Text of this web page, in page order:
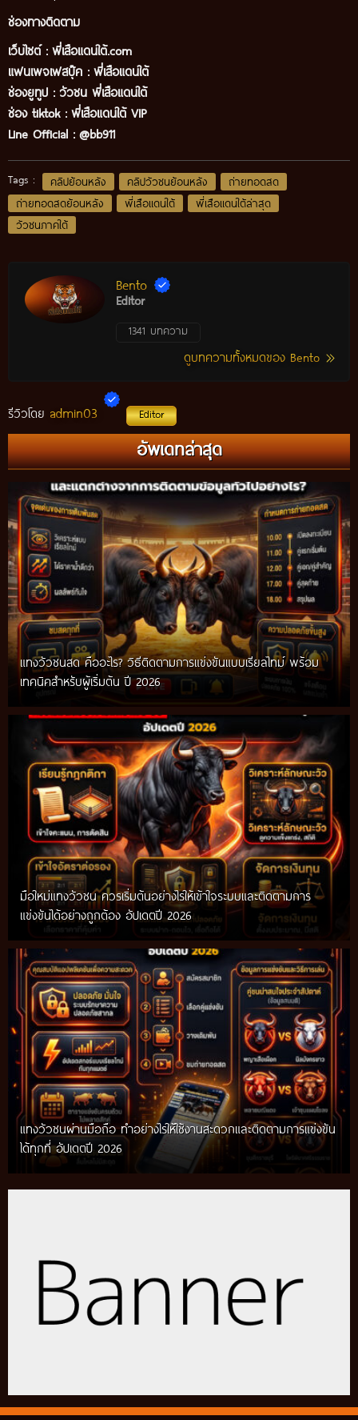
ช่องทางติดตาม
เว็บไซต์ : พี่เสือแดนใต้.com
แฟนเพจเฟสบุ๊ค : พี่เสือแดนใต้
ช่องยูทูป : วัวชน พี่เสือแดนใต้
ช่อง tiktok : พี่เสือแดนใต้ VIP
Line Official : @bb911
Tags : คลิปย้อนหลัง คลิปวัวชนย้อนหลัง
ถ่ายทอดสด
ถ่ายทอดสดย้อนหลัง
พี่เสือแดนใต้
พี่เสือแดนใต้ล่าสุด
วัวชนภาคใต้
Bento
Editor
1341 บทความ
ดูบทความทั้งหมดของ Bento
รีวิวโดย admin03 Editor
อัพเดทล่าสุด
แทงวัวชนสด คืออะไร? วิธีติดตามการแข่งขันแบบเรียลไทม์ พร้อม
เทคนิคสำหรับผู้เริ่มต้น ปี 2026
มือใหม่แทงวัวชน ควรเริ่มต้นอย่างไรให้เข้าใจระบบและติดตามการ
แข่งขันได้อย่างถูกต้อง อัปเดตปี 2026
แทงวัวชนผ่านมือถือ ทำอย่างไรให้ใช้งานสะดวกและติดตามการแข่งขัน
ได้ทุกที่ อัปเดตปี 2026